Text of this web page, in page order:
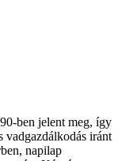
ben jelent meg, így
vadgazdálkodás iránt
napilap